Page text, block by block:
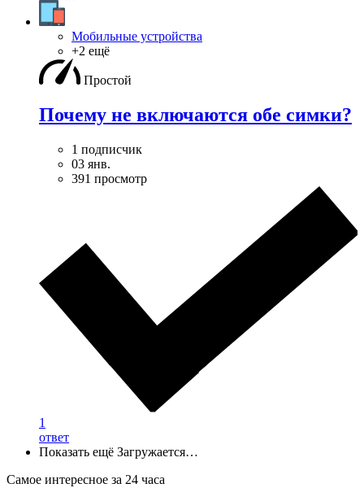
Мобильные устройства
+2 ещё
Простой
Почему не включаются обе симки?
1 подписчик
03 янв.
391 просмотр
1
ответ
Показать ещё Загружается…
Самое интересное за 24 часа